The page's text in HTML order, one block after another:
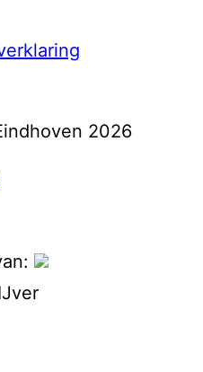
2026